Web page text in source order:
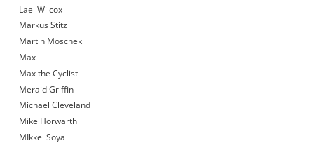
Lael Wilcox
Markus Stitz
Martin Moschek
Max
Max the Cyclist
Meraid Griffin
Michael Cleveland
Mike Horwarth
MIkkel Soya